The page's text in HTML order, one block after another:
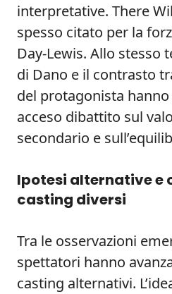
interpretative. There
spesso citato per la
Day-Lewis. Allo stesso
di Dano e il contrasto
del protagonista
acceso dibattito sul
secondario e
Ipotesi alternative e
casting diversi
Tra le osservazioni
spettatori hanno
casting alternativi.